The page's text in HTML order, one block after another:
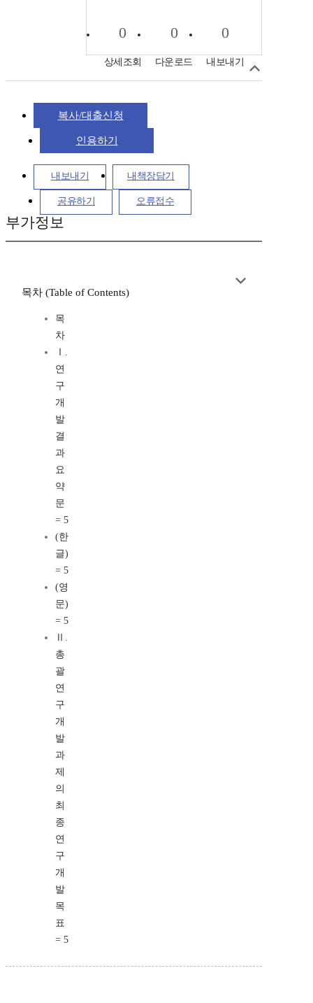
0
상세조회
0
다운로드
0
내보내기
복사/대출신청
인용하기
내보내기 내책장담기
공유하기 오류접수
부가정보
목차 (Table of Contents)
목
차
Ⅰ.
연
구
개
발
결
과
요
약
문
= 5
(한
글)
= 5
(영
문)
= 5
Ⅱ.
총
괄
연
구
개
발
과
제
의
최
종
연
구
개
발
목
표
= 5